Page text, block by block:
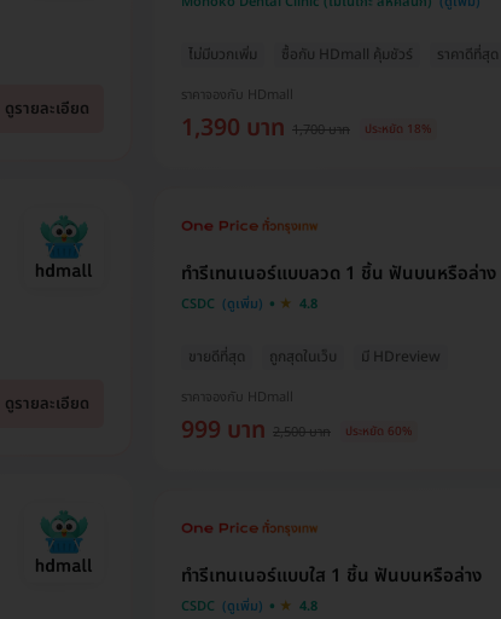
ดูรายละเอียด
ดูรายละเอียด
ไม่มีบวกเพิ่ม ซื้อกับ HDmall คุ้มชัวร์ ราคาดีที่สุด
ราคาจองกับ HDmall
1,390 บาท 1,700 บาท ประหยัด 18%
ขายดีที่สุด ถูกสุดในเว็บ มี HDreview
ทำรีเทนเนอร์แบบลวด 1 ชิ้น ฟันบนหรือล่าง
CSDC 4.8
ราคาจองกับ HDmall
999 บาท 2,500 บาท ประหยัด 60%
ทำรีเทนเนอร์แบบใส 1 ชิ้น ฟันบนหรือล่าง
CSDC 4.8